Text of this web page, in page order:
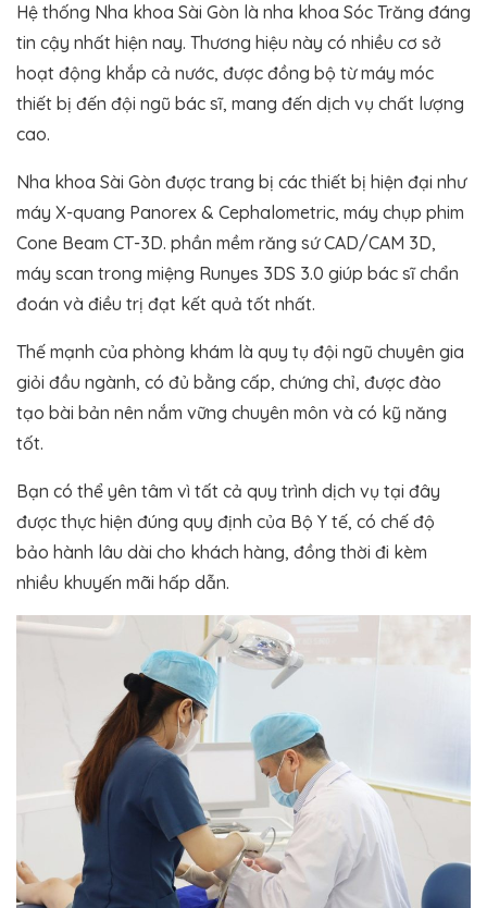
Hệ thống Nha khoa Sài Gòn là nha khoa Sóc Trăng đáng
tin cậy nhất hiện nay. Thương hiệu này có nhiều cơ sở
hoạt động khắp cả nước, được đồng bộ từ máy móc
thiết bị đến đội ngũ bác sĩ, mang đến dịch vụ chất lượng
cao.
Nha khoa Sài Gòn được trang bị các thiết bị hiện đại như
máy X-quang Panorex & Cephalometric, máy chụp phim
Cone Beam CT-3D. phần mềm răng sứ CAD/CAM 3D,
máy scan trong miệng Runyes 3DS 3.0 giúp bác sĩ chẩn
đoán và điều trị đạt kết quả tốt nhất.
Thế mạnh của phòng khám là quy tụ đội ngũ chuyên gia
giỏi đầu ngành, có đủ bằng cấp, chứng chỉ, được đào
tạo bài bản nên nắm vững chuyên môn và có kỹ năng
tốt.
Bạn có thể yên tâm vì tất cả quy trình dịch vụ tại đây
được thực hiện đúng quy định của Bộ Y tế, có chế độ
bảo hành lâu dài cho khách hàng, đồng thời đi kèm
nhiều khuyến mãi hấp dẫn.